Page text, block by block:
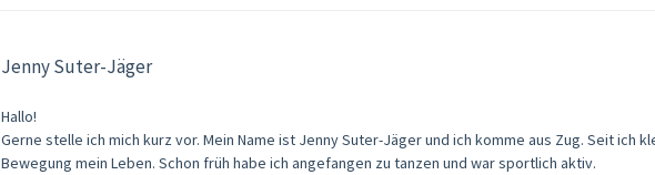
Jenny Suter-Jäger
Hallo!
Gerne stelle ich mich kurz vor. Mein Name ist Jenny Suter-Jäger und ich komme aus Zug. Seit ich
Bewegung mein Leben. Schon früh habe ich angefangen zu tanzen und war sportlich aktiv.